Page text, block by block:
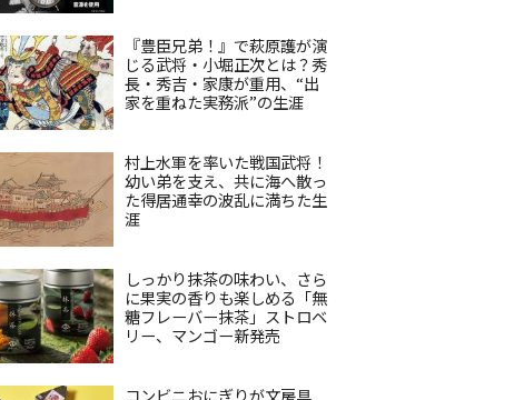
『豊臣兄弟！』で萩原護が演
じる武将・小堀正次とは？秀
長・秀吉・家康が重用、“出
家を重ねた実務派”の生涯
村上水軍を率いた戦国武将！
幼い弟を支え、共に海へ散っ
た得居通幸の波乱に満ちた生
涯
しっかり抹茶の味わい、さら
に果実の香りも楽しめる「無
糖フレーバー抹茶」ストロベ
リー、マンゴー新発売
コンビニおにぎりが文房具